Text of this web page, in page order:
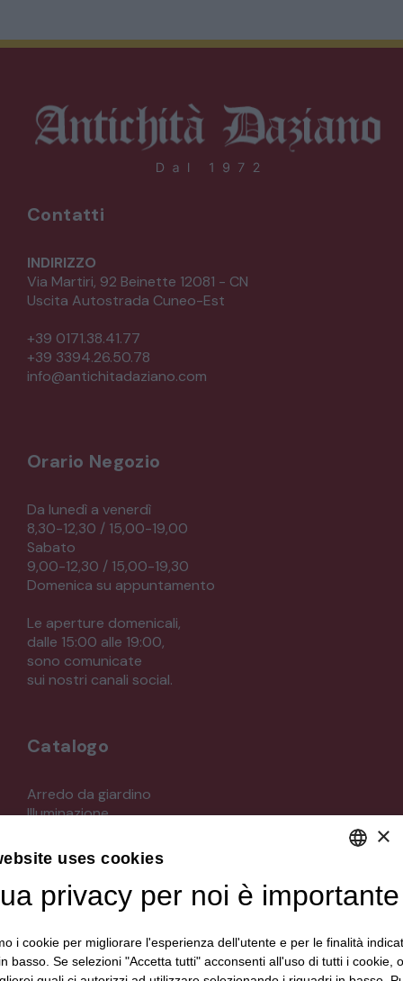
SALE DA PRANZO – STUDIO UFFICIO
DECORAZIONI OGGETTISTICA ILLUMINAZIONE
MODERNARIATO
VEICOLI D’EPOCA
Contatti
INDIRIZZO
Via Martiri, 92 Beinette 12081 - CN
Uscita Autostrada Cuneo-Est
+39 0171.38.41.77
+39 3394.26.50.78
info@antichitadaziano.com
Orario Negozio
Da lunedì a venerdì
8,30-12,30 / 15,00-19,00
Sabato
9,00-12,30 / 15,00-19,30
Domenica su appuntamento
Le aperture domenicali,
dalle 15:00 alle 19:00,
sono comunicate
sui nostri canali social.
Catalogo
Arredo da giardino
Illuminazione
Mobili
Oggettistica
Orologeria
Quadri stampe
Strumenti musicali e accessori
Tappeti e tessuti
DEFAULT LANGUAGE
ITALIAN
×
uses cookies
privacy per noi è importante
i cookie per migliorare l'esperienza dell'utente e per le finalità
basso. Se selezioni "Accetta tutti" acconsenti all'uso di tutti i cookie,